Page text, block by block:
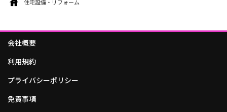
住宅設備・リフォーム
会社概要
利用規約
プライバシーポリシー
免責事項